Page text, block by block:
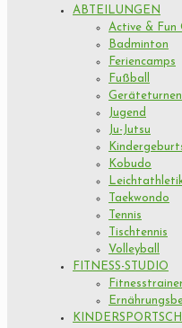
ABTEILUNGEN
Active & Fun
Badminton
Feriencamps
Fußball
Geräteturnen
Jugend
Ju-Jutsu
Kobudo
Taekwondo
Tennis
Tischtennis
Volleyball
FITNESS-STUDIO
Fitnesstrainer